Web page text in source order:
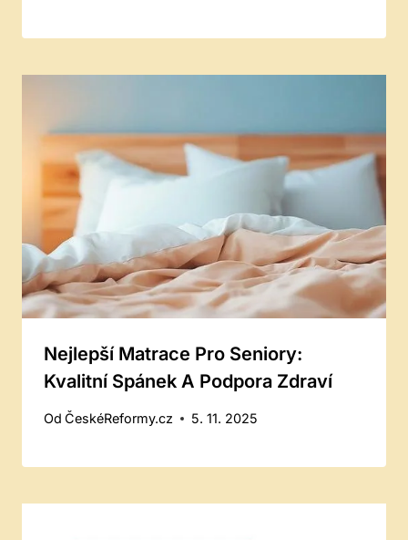
Nejlepší Matrace Pro Seniory:
Kvalitní Spánek A Podpora Zdraví
Od ČeskéReformy.cz 5. 11. 2025